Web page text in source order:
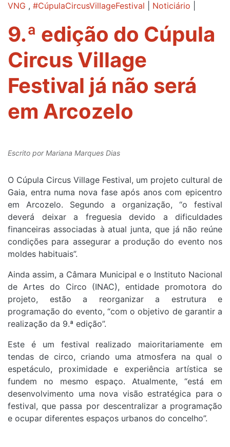
VNG , #CúpulaCircusVillageFestival Noticiário
9.ª edição do Cúpula
Circus Village
Festival já não será
em Arcozelo
Escrito porMariana Marques Dias
O Cúpula Circus Village Festival, um projeto cultural de
Gaia, entra numa nova fase após anos com epicentro
em Arcozelo. Segundo a organização, “o festival
deverá deixar a freguesia devido a dificuldades
financeiras associadas à atual junta, que já não reúne
condições para assegurar a produção do evento nos
moldes habituais”.
Ainda assim, a Câmara Municipal e o Instituto Nacional
de Artes do Circo (INAC), entidade promotora do
projeto, estão a reorganizar a estrutura e
programação do evento, “com o objetivo de garantir a
realização da 9.ª edição”.
Este é um festival realizado maioritariamente em
tendas de circo, criando uma atmosfera na qual o
espetáculo, proximidade e experiência artística se
fundem no mesmo espaço. Atualmente, “está em
desenvolvimento uma nova visão estratégica para o
festival, que passa por descentralizar a programação
e ocupar diferentes espaços urbanos do concelho”.